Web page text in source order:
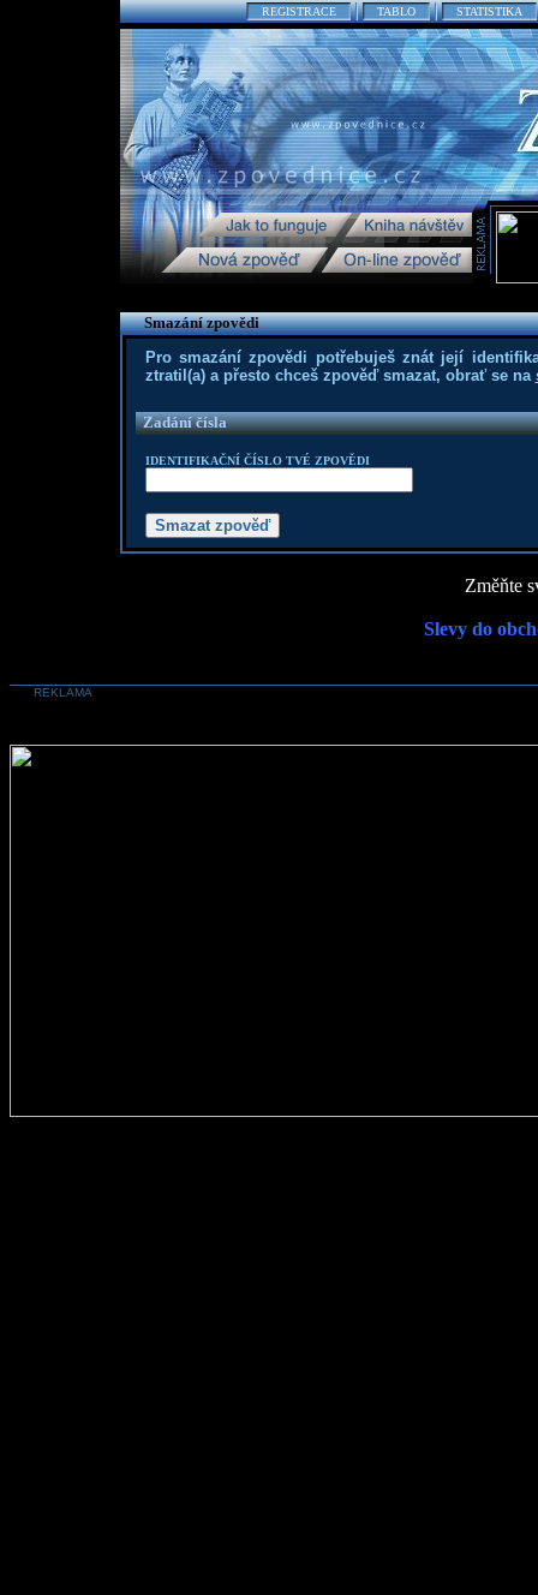
REGISTRACE TABLO STATISTIKA
Smazání zpovědi
Pro smazání zpovědi potřebuješ znát její
ztratil(a) a přesto chceš zpověď smazat, obrať se na
Zadání čísla
IDENTIFIKAČNÍ ČÍSLO TVÉ ZPOVĚDI
Změňte
Slevy do
REKLAMA